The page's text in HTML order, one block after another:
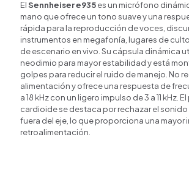
ElSennheiser e935es un micrófono
mano que ofrece un tono suave y una
rápida para la reproducción de voces,
instrumentos en megafonía, lugares de
de escenario en vivo. Su cápsula dinámica
neodimio para mayor estabilidad y está
golpes para reducir el ruido de manejo. No
alimentación y ofrece una respuesta de
a 18 kHz con un ligero impulso de 3 a 11 kHz.
cardioide se destaca por rechazar el
fuera del eje, lo que proporciona una mayor
retroalimentación.